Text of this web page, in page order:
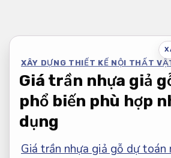
nội
dungXÂY DỰNG THIẾT KẾ NỘI THẤT
Giá trần nhựa giả
phổ biến phù hợp
dụng
Giá trần nhựa giả gỗ dự toán